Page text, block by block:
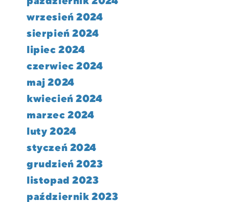
wrzesień 2024
sierpień 2024
lipiec 2024
czerwiec 2024
maj 2024
kwiecień 2024
marzec 2024
luty 2024
styczeń 2024
grudzień 2023
listopad 2023
październik 2023